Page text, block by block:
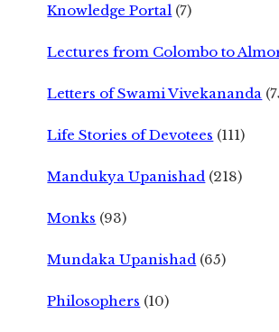
Knowledge Portal (7)
Lectures from Colombo to
Letters of Swami Vivekananda
Life Stories of Devotees (111)
Mandukya Upanishad (218)
Monks (93)
Mundaka Upanishad (65)
Philosophers (10)